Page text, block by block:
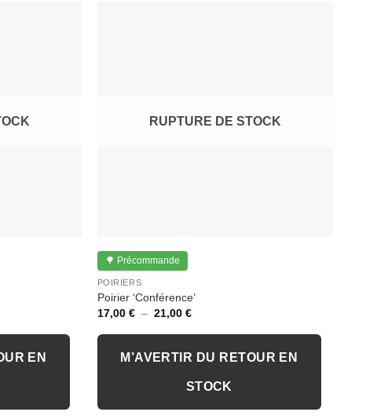
EN
RUPTURE DE STOCK
🌳 Précommande
POIRIERS
Poirier ‘Conférence’
17,00 € – 21,00 €Plage
prix :
à
M’AVERTIR DU RETOUR EN
STOCK